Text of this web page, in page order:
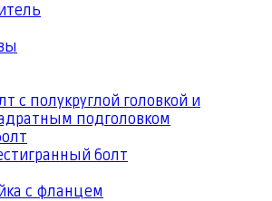
с полукруглой головкой и
подголовком
болт
с фланцем